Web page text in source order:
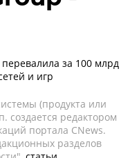
за 100 млрд
и игр
(продукта или
создается редактором
портала CNews.
разделов